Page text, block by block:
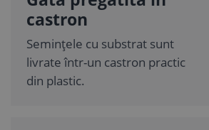
castron
Semințele cu substrat sunt
livrate într-un castron practic
din plastic.